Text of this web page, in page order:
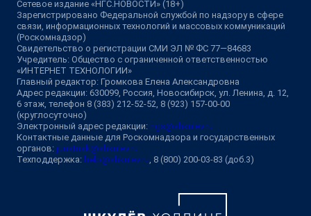
Сетевое издание «НГС.НОВОСТИ» (18+)
Зарегистрировано Федеральной службой по надзору в сфере
связи, информационных технологий и массовых коммуникаций
(Роскомнадзор)
Свидетельство о регистрации СМИ ЭЛ № ФС 77—84683
Учредитель: Общество с ограниченной ответственностью
«ИНТЕРНЕТ ТЕХНОЛОГИИ»
Главный редактор: Громкова Елена Александровна
Адрес редакции: 630099, Россия, Новосибирск, ул. Ленина, д. 12,
6 этаж, телефон 8 (383) 212-52-52, 8 (923) 157-00-00
(круглосуточно)
Электронный адрес редакции: ngs@shkulev.ru
Контактные данные для Роскомнадзора и государственных
органов: juristnsk@shkulev.ru
Техподдержка: help@shkulev.ru , 8 (800) 200-03-83 (доб.3)